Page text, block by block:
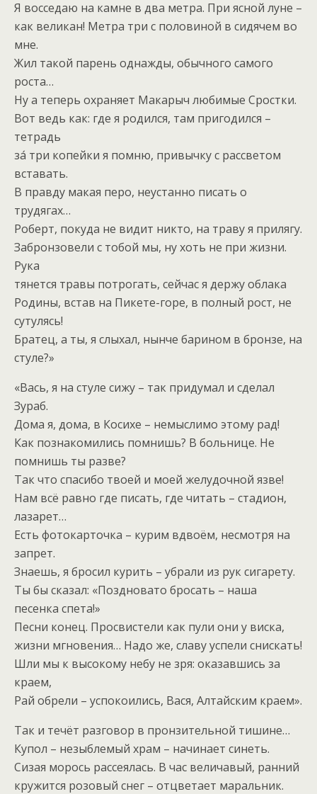
Я восседаю на камне в два метра. При ясной луне –
как великан! Метра три с половиной в сидячем во
мне.
Жил такой парень однажды, обычного самого
роста…
Ну а теперь охраняет Макарыч любимые Сростки.
Вот ведь как: где я родился, там пригодился –
тетрадь
за́ три копейки я помню, привычку с рассветом
вставать.
В правду макая перо, неустанно писать о
трудягах…
Роберт, покуда не видит никто, на траву я прилягу.
Забронзовели с тобой мы, ну хоть не при жизни.
Рука
тянется травы потрогать, сейчас я держу облака
Родины, встав на Пикете-горе, в полный рост, не
сутулясь!
Братец, а ты, я слыхал, нынче барином в бронзе, на
стуле?»
«Вась, я на стуле сижу – так придумал и сделал
Зураб.
Дома я, дома, в Косихе – немыслимо этому рад!
Как познакомились помнишь? В больнице. Не
помнишь ты разве?
Так что спасибо твоей и моей желудочной язве!
Нам всё равно где писать, где читать – стадион,
лазарет…
Есть фотокарточка – курим вдвоём, несмотря на
запрет.
Знаешь, я бросил курить – убрали из рук сигарету.
Ты бы сказал: «Поздновато бросать – наша
песенка спета!»
Песни конец. Просвистели как пули они у виска,
жизни мгновения… Надо же, славу успели снискать!
Шли мы к высокому небу не зря: оказавшись за
краем,
Рай обрели – успокоились, Вася, Алтайским краем».
Так и течёт разговор в пронзительной тишине…
Купол – незыблемый храм – начинает синеть.
Сизая морось рассеялась. В час величавый, ранний
кружится розовый снег – отцветает маральник.